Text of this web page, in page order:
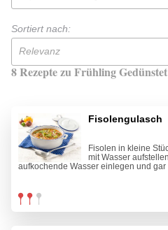
Sortiert nach:
Relevanz
8 Rezepte zu Frühling
Fisolengulasch
Fisolen in kleine
mit Wasser
aufkochende Wasser einlegen und gar